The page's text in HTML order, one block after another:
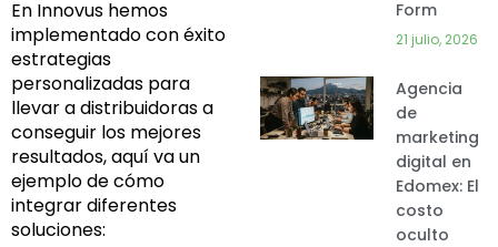
En Innovus hemos
implementado con éxito
estrategias
personalizadas para
llevar a distribuidoras a
conseguir los mejores
resultados, aquí va un
ejemplo de cómo
integrar diferentes
soluciones:
Form
21 julio, 2026
Agencia
de
marketing
digital en
Edomex: El
costo
oculto